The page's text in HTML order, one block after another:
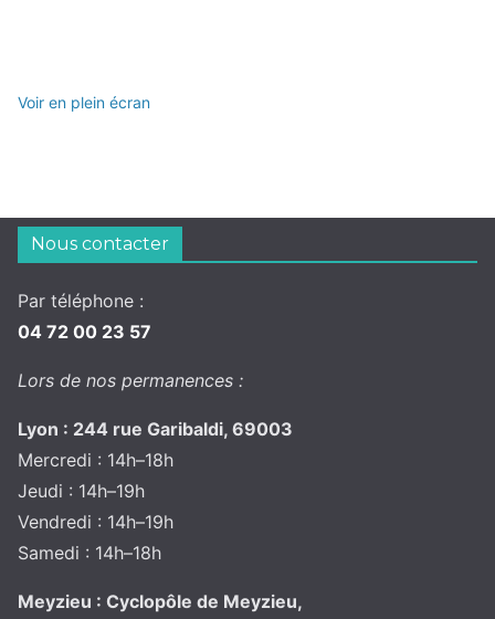
Voir en plein écran
Nous contacter
Par téléphone :
04 72 00 23 57
Lors de nos permanences :
Lyon : 244 rue Garibaldi, 69003
Mercredi : 14h–18h
Jeudi : 14h–19h
Vendredi : 14h–19h
Samedi : 14h–18h
Meyzieu : Cyclopôle de Meyzieu,